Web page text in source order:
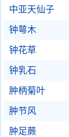
中亚天仙子
钟萼木
钟花草
钟乳石
肿柄菊叶
肿节风
肿足蕨